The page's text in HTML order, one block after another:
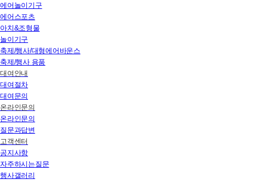
에어놀이기구
에어스포츠
아치&조형물
놀이기구
축제/행사/대형에어바운스
축제/행사 용품
대여안내
대여절차
대여문의
온라인문의
온라인문의
질문과답변
고객센터
공지사항
자주하시는질문
행사갤러리